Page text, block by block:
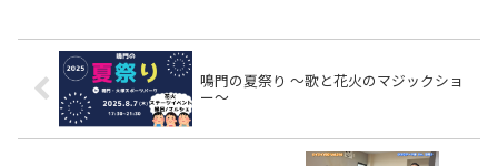
鳴門の夏祭り ～歌と花火のマジックショ
ー～